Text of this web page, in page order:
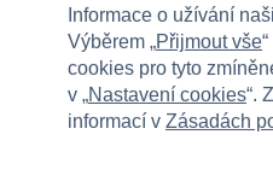
.
Informace o užívání
Výběrem „Přijmout vše
cookies pro tyto
v „Nastavení cookies“.
informací v Zásadách